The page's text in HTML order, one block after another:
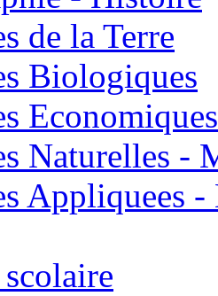
de la Terre
Biologiques
Economiques
Naturelles -
Appliquees